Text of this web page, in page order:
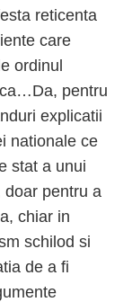
reticenta
care
ordinul
pentru
explicatii
nationale ce
stat a unui
doar pentru a
chiar in
schilod si
de a fi